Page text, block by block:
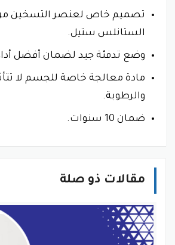
تصميم خاص لعنصر التسخين
الستانلس ستيل.
وضع تدفئة جيد لضمان أفضل
مادة معالجة خاصة للجسم لا
والرطوبة.
ضمان 10 سنوات.
مقالات ذو صلة